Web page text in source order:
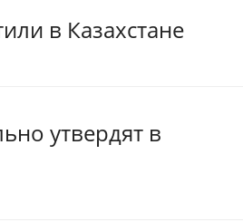
в Казахстане
утвердят в